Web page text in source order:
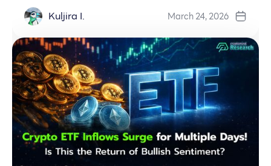
Kuljira I. March 24, 2026